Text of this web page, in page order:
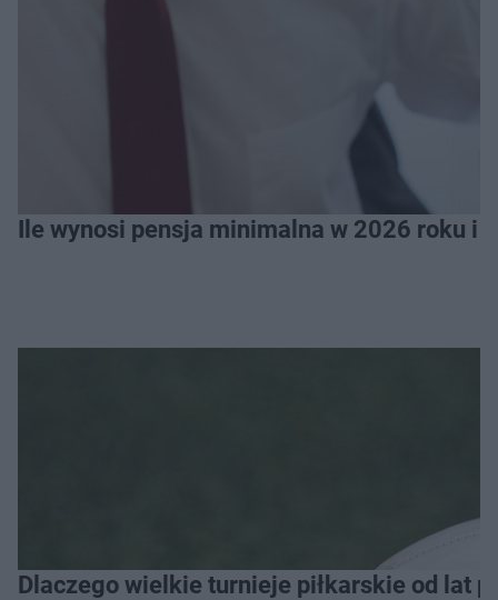
Ile wynosi pensja minimalna w 2026 roku i
Dlaczego wielkie turnieje piłkarskie od lat